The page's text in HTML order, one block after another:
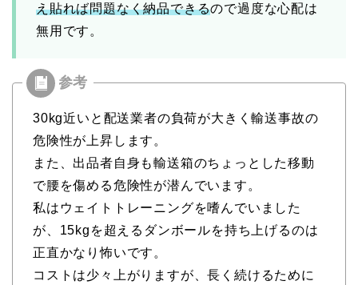
え貼れば問題なく納品できるので過度な心配は
無用です。
30kg近いと配送業者の負荷が大きく輸送事故の
危険性が上昇します。
また、出品者自身も輸送箱のちょっとした移動
で腰を傷める危険性が潜んでいます。
私はウェイトトレーニングを嗜んでいました
が、15kgを超えるダンボールを持ち上げるのは
正直かなり怖いです。
コストは少々上がりますが、長く続けるために